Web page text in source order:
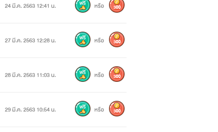
24 มี.ค. 2563 12:41 น. หรือ 300
27 มี.ค. 2563 12:28 น. หรือ 300
28 มี.ค. 2563 11:03 น. หรือ 300
29 มี.ค. 2563 10:54 น. หรือ 300